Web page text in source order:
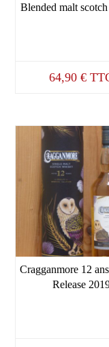
Blended malt
64,90€
Cragganmore 12
Release